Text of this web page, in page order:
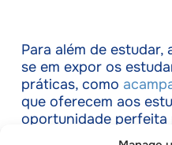
Para além de
se em expor os
práticas, como
que oferecem aos
oportunidade perfeita
outros estudantes de